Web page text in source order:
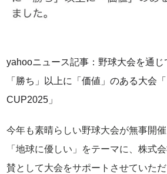
yahooニュース記事：野球大会を通じ
「勝ち」以上に「価値」のある大会
CUP2025」
今年も素晴らしい野球大会が無事開
「地球に優しい」をテーマに、株式
賛として大会をサポートさせていた